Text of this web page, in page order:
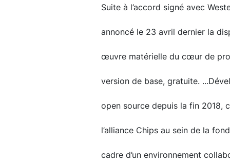
Suite à l’accord signé avec
annoncé le 23 avril dernier la
œuvre matérielle du cœur de
version de base, gratuite.
open source depuis la fin 2018,
l’alliance Chips au sein de la
cadre d’un environnement